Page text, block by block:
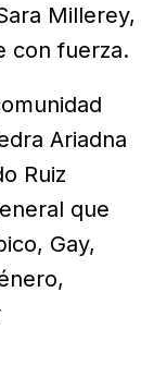
Millerey,
con fuerza.
Ariadna
Ruiz
que
Gay,